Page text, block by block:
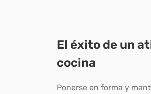
El éxito de un
cocina
Ponerse en forma y